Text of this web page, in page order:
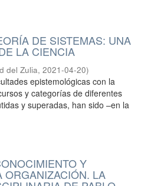
DE SISTEMAS: UNA
LA CIENCIA
del Zulia, 2021-04-20)
epistemológicas con la
y categorías de diferentes
y superadas, han sido –en la
Y
ORGANIZACIÓN. LA